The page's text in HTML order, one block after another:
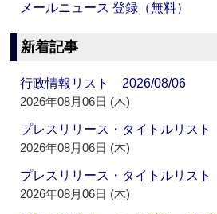
メールニュース 登録（無料）
新着記事
行政情報リスト 2026/08/06
2026年08月06日 (木)
プレスリリース・タイトルリス
2026年08月06日 (木)
プレスリリース・タイトルリス
2026年08月06日 (木)